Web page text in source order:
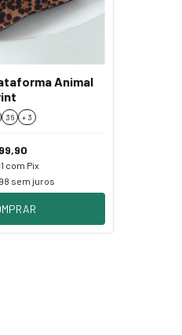
Animal
36 + 3
com Pix
sem juros